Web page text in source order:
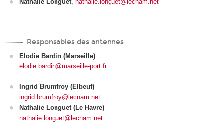
Nathalie Longuet, nathalie.longuet@lecnam.net
Responsables des antennes
Elodie Bardin (Marseille)
elodie.bardin@marseille-port.fr
Ingrid Brumfroy (Elbeuf)
ingrid.brumfroy@lecnam.net
Nathalie Longuet (Le Havre)
nathalie.longuet@lecnam.net